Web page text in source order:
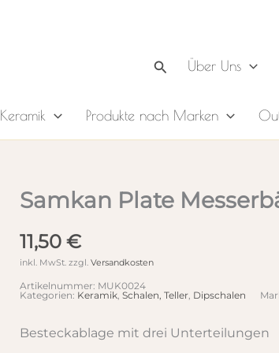
Über Uns
Keramik Produkte nach Marken
Samkan Plate
11,50 €
inkl. MwSt. zzgl. Versandkosten
Artikelnummer: MUK0024
Kategorien: Keramik Schalen, Teller Dipschalen
Besteckablage mit drei Unterteilungen